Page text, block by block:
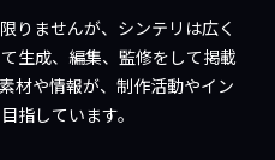
りませんが、シンテリは広く
生成、編集、監修をして掲載
材や情報が、制作活動やイン
指しています。